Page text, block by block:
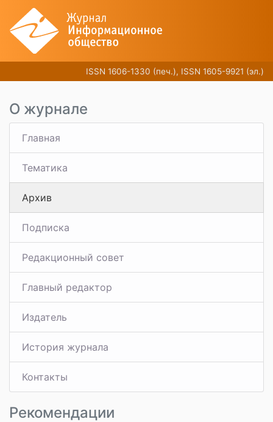
ISSN 1606-1330 (печ.), ISSN 1605-9921 (эл.)
О журнале
Главная
Тематика
Архив
Подписка
Редакционный совет
Главный редактор
Издатель
История журнала
Контакты
Рекомендации